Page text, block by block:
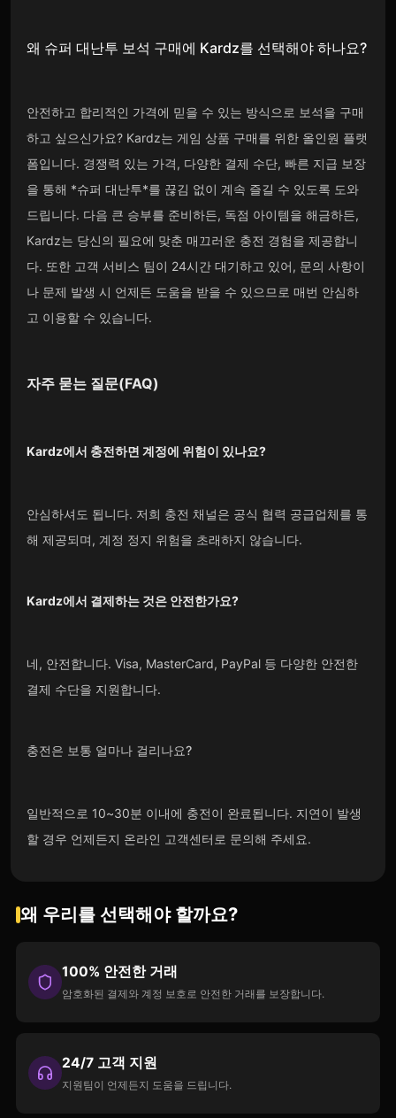
왜 슈퍼 대난투 보석 구매에 Kardz를 선택해야 하나요?
안전하고 합리적인 가격에 믿을 수 있는 방식으로 보석을 구매
하고 싶으신가요? Kardz는 게임 상품 구매를 위한 올인원 플랫
폼입니다. 경쟁력 있는 가격, 다양한 결제 수단, 빠른 지급 보장
을 통해 *슈퍼 대난투*를 끊김 없이 계속 즐길 수 있도록 도와
드립니다. 다음 큰 승부를 준비하든, 독점 아이템을 해금하든,
Kardz는 당신의 필요에 맞춘 매끄러운 충전 경험을 제공합니
다. 또한 고객 서비스 팀이 24시간 대기하고 있어, 문의 사항이
나 문제 발생 시 언제든 도움을 받을 수 있으므로 매번 안심하
고 이용할 수 있습니다.
자주 묻는 질문(FAQ)
Kardz에서 충전하면 계정에 위험이 있나요?
안심하셔도 됩니다. 저희 충전 채널은 공식 협력 공급업체를 통
해 제공되며, 계정 정지 위험을 초래하지 않습니다.
Kardz에서 결제하는 것은 안전한가요?
네, 안전합니다. Visa, MasterCard, PayPal 등 다양한 안전한
결제 수단을 지원합니다.
충전은 보통 얼마나 걸리나요?
일반적으로 10~30분 이내에 충전이 완료됩니다. 지연이 발생
할 경우 언제든지 온라인 고객센터로 문의해 주세요.
왜 우리를 선택해야 할까요?
100% 안전한 거래
암호화된 결제와 계정 보호로 안전한 거래를 보장합니다.
24/7 고객 지원
지원팀이 언제든지 도움을 드립니다.